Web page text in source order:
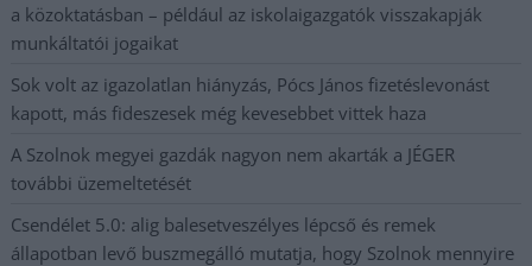
a közoktatásban – például az iskolaigazgatók visszakapják
munkáltatói jogaikat
Sok volt az igazolatlan hiányzás, Pócs János fizetéslevonást
kapott, más fideszesek még kevesebbet vittek haza
A Szolnok megyei gazdák nagyon nem akarták a JÉGER
további üzemeltetését
Csendélet 5.0: alig balesetveszélyes lépcső és remek
állapotban levő buszmegálló mutatja, hogy Szolnok mennyire